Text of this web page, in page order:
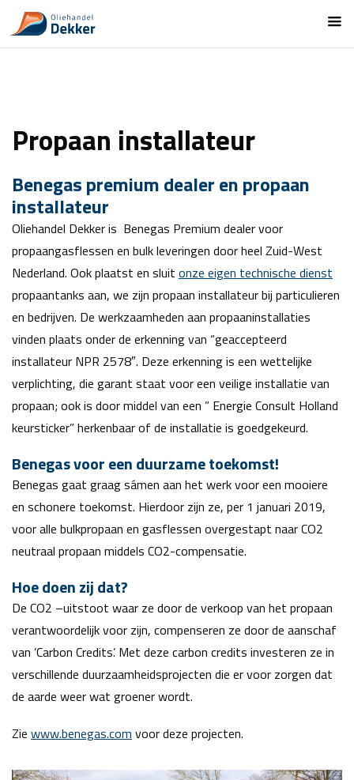
Propaan installateur
Benegas premium dealer en propaan
installateur
Oliehandel Dekker is Benegas Premium dealer voor
propaangasflessen en bulk leveringen door heel Zuid-West
Nederland. Ook plaatst en sluit onze eigen technische dienst
propaantanks aan, we zijn propaan installateur bij particulieren
en bedrijven. De werkzaamheden aan propaaninstallaties
vinden plaats onder de erkenning van “geaccepteerd
installateur NPR 2578″. Deze erkenning is een wettelijke
verplichting, die garant staat voor een veilige installatie van
propaan; ook is door middel van een ” Energie Consult Holland
keursticker” herkenbaar of de installatie is goedgekeurd.
Benegas voor een duurzame toekomst!
Benegas gaat graag sámen aan het werk voor een mooiere
en schonere toekomst. Hierdoor zijn ze, per 1 januari 2019,
voor alle bulkpropaan en gasflessen overgestapt naar CO2
neutraal propaan middels CO2-compensatie.
Hoe doen zij dat?
De CO2 –uitstoot waar ze door de verkoop van het propaan
verantwoordelijk voor zijn, compenseren ze door de aanschaf
van ’Carbon Credits’. Met deze carbon credits investeren ze in
verschillende duurzaamheidsprojecten die er voor zorgen dat
de aarde weer wat groener wordt.
Zie www.benegas.com voor deze projecten.